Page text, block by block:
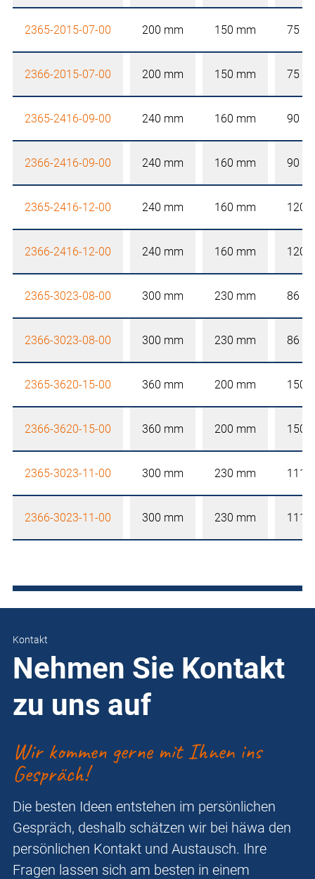
2365-2015-07-00 200 mm 150 mm 75
2366-2015-07-00 200 mm 150 mm 75
2365-2416-09-00 240 mm 160 mm 90
2366-2416-09-00 240 mm 160 mm 90
2365-2416-12-00 240 mm 160 mm 120
2366-2416-12-00 240 mm 160 mm 120
2365-3023-08-00 300 mm 230 mm 86
2366-3023-08-00 300 mm 230 mm 86
2365-3620-15-00 360 mm 200 mm 150
2366-3620-15-00 360 mm 200 mm 150
2365-3023-11-00 300 mm 230 mm 111
2366-3023-11-00 300 mm 230 mm 111
Kontakt
Nehmen Sie Kontakt
zu uns auf
Wir kommen gerne mit Ihnen ins
Gespräch!
Die besten Ideen entstehen im persönlichen
Gespräch, deshalb schätzen wir bei häwa den
persönlichen Kontakt und Austausch. Ihre
Fragen lassen sich am besten in einem